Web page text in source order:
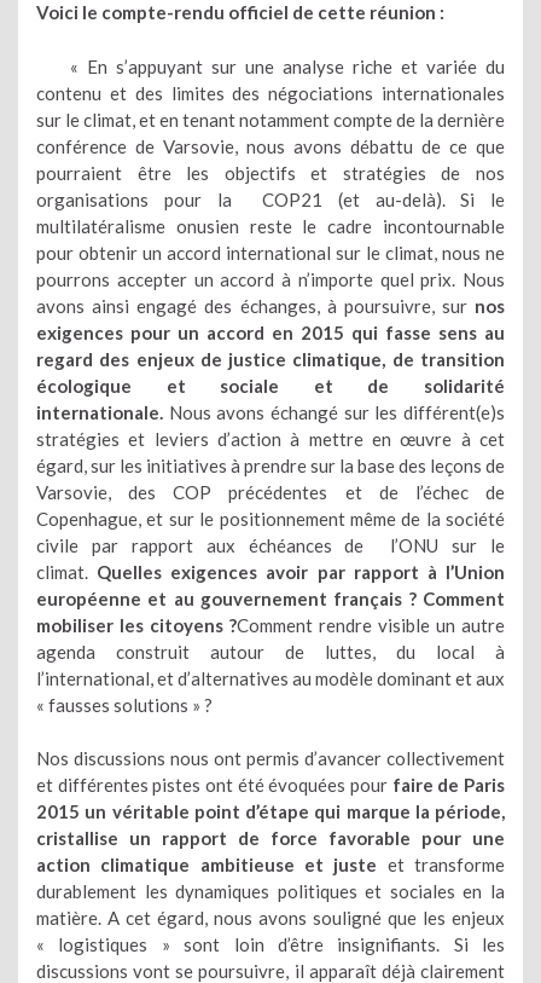
Voici le compte-rendu officiel de cette réunion :
« En s’appuyant sur une analyse riche et variée du
contenu et des limites des négociations internationales
sur le climat, et en tenant notamment compte de la dernière
conférence de Varsovie, nous avons débattu de ce que
pourraient être les objectifs et stratégies de nos
organisations pour la COP21 (et au-delà). Si le
multilatéralisme onusien reste le cadre incontournable
pour obtenir un accord international sur le climat, nous ne
pourrons accepter un accord à n’importe quel prix. Nous
avons ainsi engagé des échanges, à poursuivre, sur nos
exigences pour un accord en 2015 qui fasse sens au
regard des enjeux de justice climatique, de transition
écologique et sociale et de solidarité
internationale. Nous avons échangé sur les différent(e)s
stratégies et leviers d’action à mettre en œuvre à cet
égard, sur les initiatives à prendre sur la base des leçons de
Varsovie, des COP précédentes et de l’échec de
Copenhague, et sur le positionnement même de la société
civile par rapport aux échéances de l’ONU sur le
climat. Quelles exigences avoir par rapport à l’Union
européenne et au gouvernement français ? Comment
mobiliser les citoyens ?Comment rendre visible un autre
agenda construit autour de luttes, du local à
l’international, et d’alternatives au modèle dominant et aux
« fausses solutions » ?
Nos discussions nous ont permis d’avancer collectivement
et différentes pistes ont été évoquées pour faire de Paris
2015 un véritable point d’étape qui marque la période,
cristallise un rapport de force favorable pour une
action climatique ambitieuse et juste et transforme
durablement les dynamiques politiques et sociales en la
matière. A cet égard, nous avons souligné que les enjeux
« logistiques » sont loin d’être insignifiants. Si les
discussions vont se poursuivre, il apparaît déjà clairement